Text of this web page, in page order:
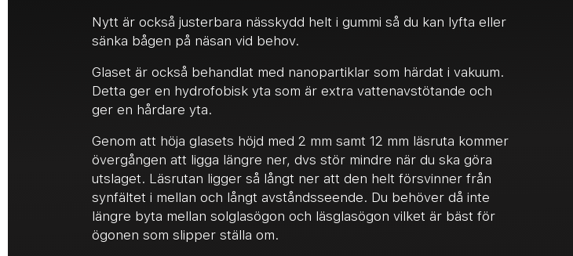
Nytt är också justerbara nässkydd helt i gummi så du kan lyfta eller
sänka bågen på näsan vid behov.
Glaset är också behandlat med nanopartiklar som härdat i vakuum.
Detta ger en hydrofobisk yta som är extra vattenavstötande och
ger en hårdare yta.
Genom att höja glasets höjd med 2 mm samt 12 mm läsruta kommer
övergången att ligga längre ner, dvs stör mindre när du ska göra
utslaget. Läsrutan ligger så långt ner att den helt försvinner från
synfältet i mellan och långt avståndsseende. Du behöver då inte
längre byta mellan solglasögon och läsglasögon vilket är bäst för
ögonen som slipper ställa om.